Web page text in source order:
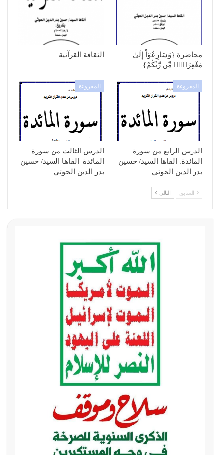
محاضرة {وَسَارِعُوٓاْ إِلَىٰ
مَغْفِرَةٍۢ مِّن رَّبِّكُمْ}
الثقافة القرآنية
المقروءة
الدرس الرابع من سورة
المائدة. القاها السيد/ حسين
بدر الدين الحوثي
المقروءة
الدرس الثالث من سورة
المائدة. القاها السيد/ حسين
بدر الدين الحوثي
السابق التالي